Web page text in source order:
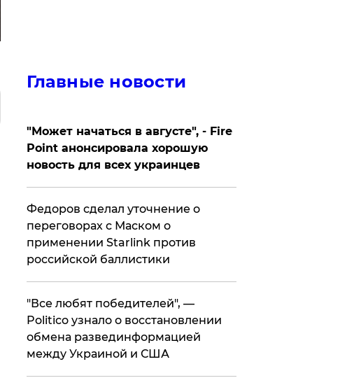
Главные новости
"Может начаться в августе", - Fire
Point анонсировала хорошую
новость для всех украинцев
Федоров сделал уточнение о
переговорах с Маском о
применении Starlink против
российской баллистики
​"Все любят победителей", —
Politico узнало о восстановлении
обмена развединформацией
между Украиной и США